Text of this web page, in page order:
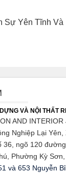
Sự Yên Tĩnh Và
VÀ NỘI THẤT
AND
Nghiệp Lại
36, ngõ 120
Phường Kỳ
và 653 Nguyễn